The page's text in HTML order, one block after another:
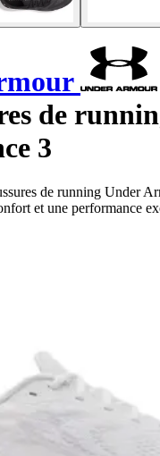
de
3
de running Under
et une performance